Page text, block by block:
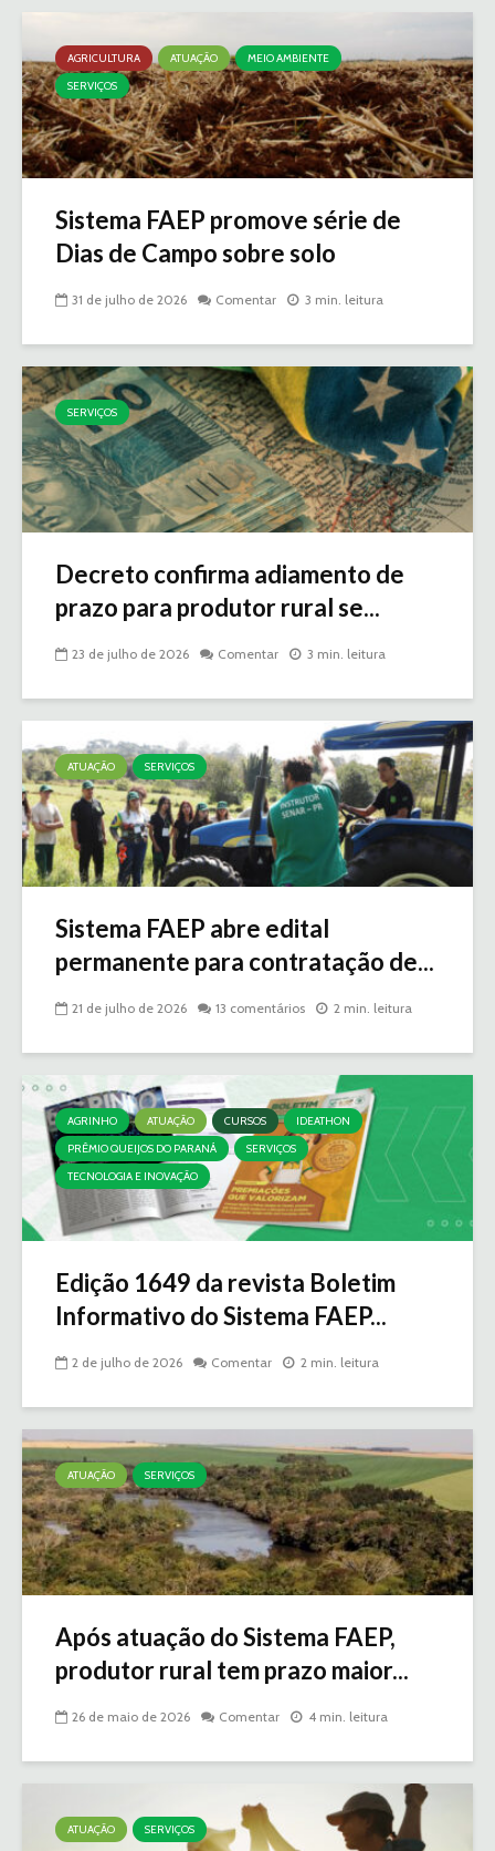
AGRICULTURA ATUAÇÃO
MEIO AMBIENTE
SERVIÇOS
Sistema FAEP promove série de
Dias de Campo sobre solo
31 de julho de 2026 Comentar 3 min. leitura
SERVIÇOS
Decreto confirma adiamento de
prazo para produtor rural se...
23 de julho de 2026 Comentar 3 min. leitura
ATUAÇÃO SERVIÇOS
Sistema FAEP abre edital
permanente para contratação de...
21 de julho de 2026 13 comentários 2 min. leitura
AGRINHO ATUAÇÃO CURSOS
IDEATHON
PRÊMIO QUEIJOS DO PARANÁ
SERVIÇOS
TECNOLOGIA E INOVAÇÃO
Edição 1649 da revista Boletim
Informativo do Sistema FAEP...
2 de julho de 2026 Comentar 2 min. leitura
ATUAÇÃO SERVIÇOS
Após atuação do Sistema FAEP,
produtor rural tem prazo maior...
26 de maio de 2026 Comentar 4 min. leitura
ATUAÇÃO SERVIÇOS